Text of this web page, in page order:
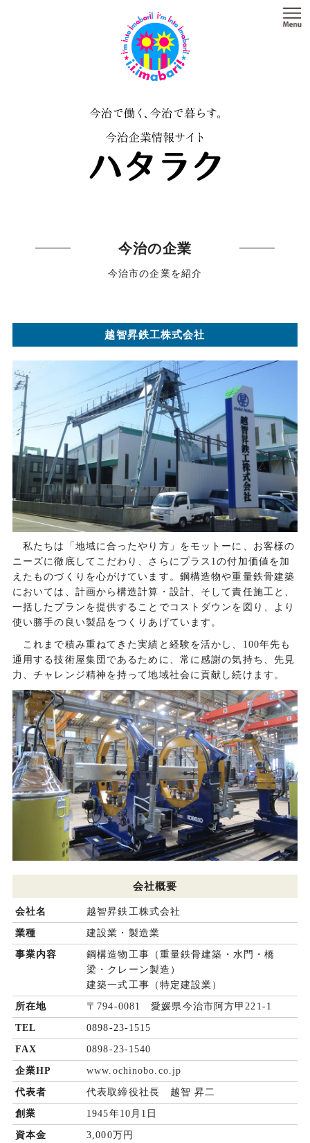
今治の企業
今治市の企業を紹介
越智昇鉄工株式会社
私たちは「地域に合ったやり方」をモットーに、お客様の
ニーズに徹底してこだわり、さらにプラス1の付加価値を加
えたものづくりを心がけています。鋼構造物や重量鉄骨建築
においては、計画から構造計算・設計、そして責任施工と、
一括したプランを提供することでコストダウンを図り、より
使い勝手の良い製品をつくりあげています。
これまで積み重ねてきた実績と経験を活かし、100年先も
通用する技術屋集団であるために、常に感謝の気持ち、先見
力、チャレンジ精神を持って地域社会に貢献し続けます。
会社概要
会社名 越智昇鉄工株式会社
業種 建設業・製造業
事業内容
鋼構造物工事（重量鉄骨建築・水門・橋
梁・クレーン製造）
建築一式工事（特定建設業）
所在地 〒794-0081 愛媛県今治市阿方甲221-1
TEL 0898-23-1515
FAX 0898-23-1540
企業HP www.ochinobo.co.jp
代表者 代表取締役社長 越智 昇二
創業 1945年10月1日
資本金 3,000万円